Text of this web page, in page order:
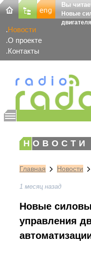
Вы
Новые
Новости
О проекте
Контакты
НОВОСТИ
Главная Новости
1 месяц назад
Новые
управления